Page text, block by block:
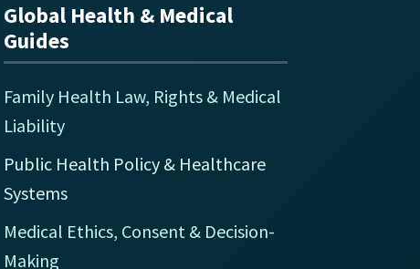
Global Health & Medical
Guides
Family Health Law, Rights & Medical
Liability
Public Health Policy & Healthcare
Systems
Medical Ethics, Consent & Decision-
Making